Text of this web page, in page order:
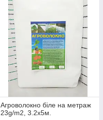
Агроволокно біле на метраж
23g/m2, 3.2х5м.